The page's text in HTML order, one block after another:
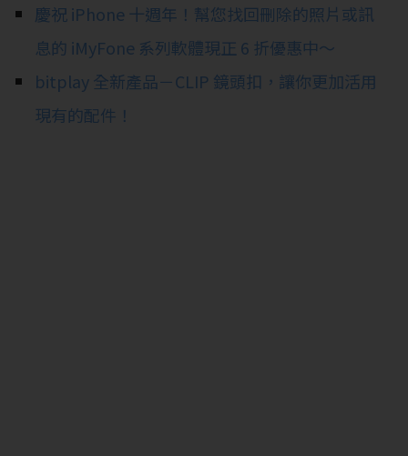
慶祝 iPhone 十週年！幫您找回刪除的照片或訊
息的 iMyFone 系列軟體現正 6 折優惠中～
bitplay 全新產品－CLIP 鏡頭扣，讓你更加活用
現有的配件！